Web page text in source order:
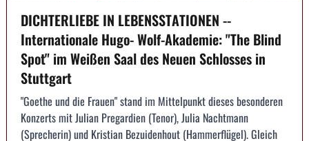
DICHTERLIEBE IN LEBENSSTATIONEN --
Internationale Hugo- Wolf-Akademie: "The Blind
Spot" im Weißen Saal des Neuen Schlosses in
Stuttgart
"Goethe und die Frauen" stand im Mittelpunkt dieses besonderen
Konzerts mit Julian Pregardien (Tenor), Julia Nachtmann
(Sprecherin) und Kristian Bezuidenhout (Hammerflügel). Gleich